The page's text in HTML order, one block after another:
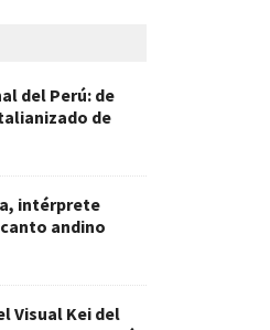
del Perú: de
de
intérprete
andino
Visual Kei del